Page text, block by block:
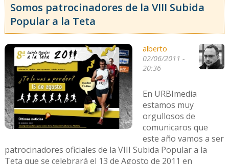
Somos patrocinadores de la VIII Subida
Popular a la Teta
alberto
02/06/2011 -
20:36
En URBImedia
estamos muy
orgullosos de
comunicaros que
este año vamos a ser
patrocinadores oficiales de la VIII Subida Popular a la
Teta que se celebrará el 13 de Agosto de 2011 en